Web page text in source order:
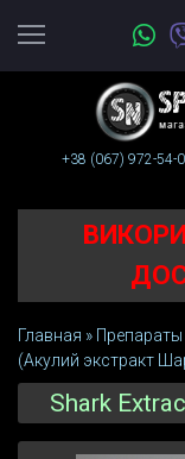
+38 (067) 972-54-
Главная »
(Акулий экстракт
Shark